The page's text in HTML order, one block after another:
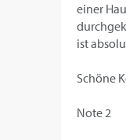
einer
ist
Schöne
Note 2